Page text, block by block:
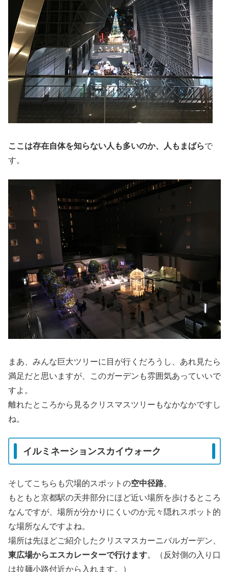
ここは存在自体を知らない人も多いのか、人もまばらで
す。
まあ、みんな巨大ツリーに目が行くだろうし、あれ見たら
満足だと思いますが、このガーデンも雰囲気あっていいで
すよ。
離れたところから見るクリスマスツリーもなかなかですし
ね。
イルミネーションスカイウォーク
そしてこちらも穴場的スポットの空中径路。
もともと京都駅の天井部分にほど近い場所を歩けるところ
なんですが、場所が分かりにくいのか元々隠れスポット的
な場所なんですよね。
場所は先ほどご紹介したクリスマスカーニバルガーデン、
東広場からエスカレーターで行けます。（反対側の入り口
は拉麺小路付近から入れます。）